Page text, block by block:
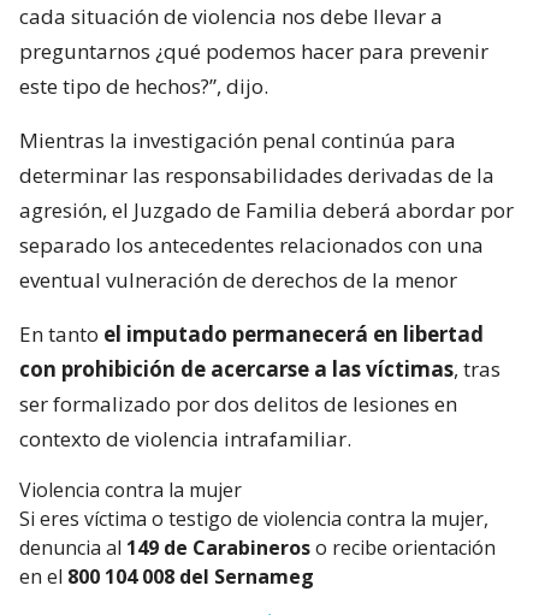
cada situación de violencia nos debe llevar a
preguntarnos ¿qué podemos hacer para prevenir
este tipo de hechos?”, dijo.
Mientras la investigación penal continúa para
determinar las responsabilidades derivadas de la
agresión, el Juzgado de Familia deberá abordar por
separado los antecedentes relacionados con una
eventual vulneración de derechos de la menor
En tanto el imputado permanecerá en libertad
con prohibición de acercarse a las víctimas, tras
ser formalizado por dos delitos de lesiones en
contexto de violencia intrafamiliar.
Violencia contra la mujer
Si eres víctima o testigo de violencia contra la mujer,
denuncia al 149 de Carabineroso recibe orientación
en el 800 104 008 del Sernameg